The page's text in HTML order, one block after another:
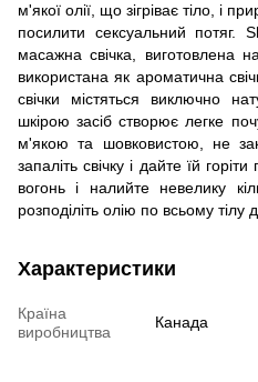
м'якої олії, що зігріває тіло, і
посилити сексуальний
масажна свічка, виготовлена
використана як ароматична
свічки містяться виключно
шкірою засіб створює легке
м'якою та шовковистою, не
запаліть свічку і дайте їй
вогонь і налийте невелику
розподіліть олію по всьому
Характеристики
Країна
виробництва
Канада